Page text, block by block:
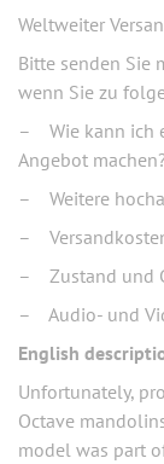
Weltweiter
Bitte senden Sie
wenn Sie zu
– Wie kann ich
Angebot
– Weitere
–
– Zustand und
– Audio- und
English
Unfortunately,
Octave
model was part